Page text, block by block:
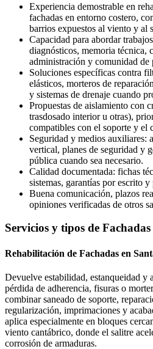
Experiencia demostrable en
fachadas en entorno costero,
barrios expuestos al viento y al
Capacidad para abordar
diagnósticos, memoria técnica,
administración y comunidad de
Soluciones específicas contra
elásticos, morteros de
y sistemas de drenaje cuando
Propuestas de aislamiento con
trasdosado interior u otras),
compatibles con el soporte y el
Seguridad y medios auxiliares:
vertical, planes de seguridad y
pública cuando sea necesario.
Calidad documentada: fichas
sistemas, garantías por escrito
Buena comunicación, plazos
opiniones verificadas de otros
Servicios y tipos de Fachadas
Rehabilitación de Fachadas en
Devuelve estabilidad, estanqueidad y
pérdida de adherencia, fisuras o
combinar saneado de soporte,
regularización, imprimaciones y
aplica especialmente en bloques
viento cantábrico, donde el salitre
corrosión de armaduras.